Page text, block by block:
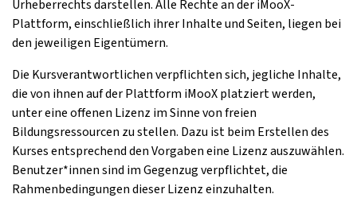
Urheberrechts darstellen. Alle Rechte an der iMooX-
Plattform, einschließlich ihrer Inhalte und Seiten, liegen bei
den jeweiligen Eigentümern.
Die Kursverantwortlichen verpflichten sich, jegliche Inhalte,
die von ihnen auf der Plattform iMooX platziert werden,
unter eine offenen Lizenz im Sinne von freien
Bildungsressourcen zu stellen. Dazu ist beim Erstellen des
Kurses entsprechend den Vorgaben eine Lizenz auszuwählen.
Benutzer*innen sind im Gegenzug verpflichtet, die
Rahmenbedingungen dieser Lizenz einzuhalten.